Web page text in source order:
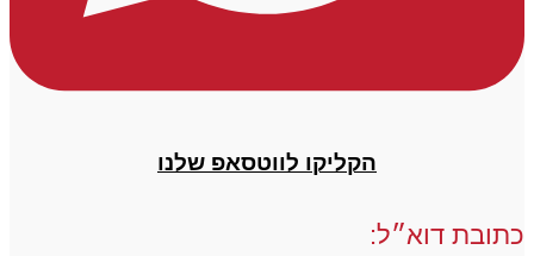
הקליקו לווטסאפ שלנו
כתובת דוא״ל: